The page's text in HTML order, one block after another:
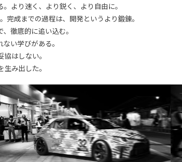
より速く、より鋭く、より自由に。
完成までの過程は、開発というより鍛錬。
徹底的に追い込む。
い学びがある。
はしない。
み出した。